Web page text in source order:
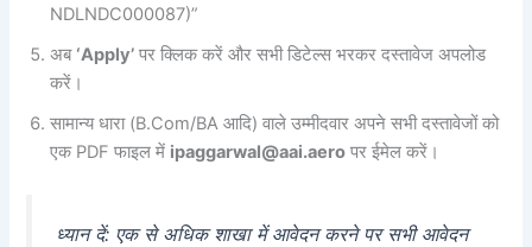
NDLNDC000087)”
अब ‘Apply’ पर क्लिक करें और सभी डिटेल्स भरकर दस्तावेज अपलोड
करें।
सामान्य धारा (B.Com/BA आदि) वाले उम्मीदवार अपने सभी दस्तावेजों को
एक PDF फाइल में ipaggarwal@aai.aero पर ईमेल करें।
ध्यान दें: एक से अधिक शाखा में आवेदन करने पर सभी आवेदन